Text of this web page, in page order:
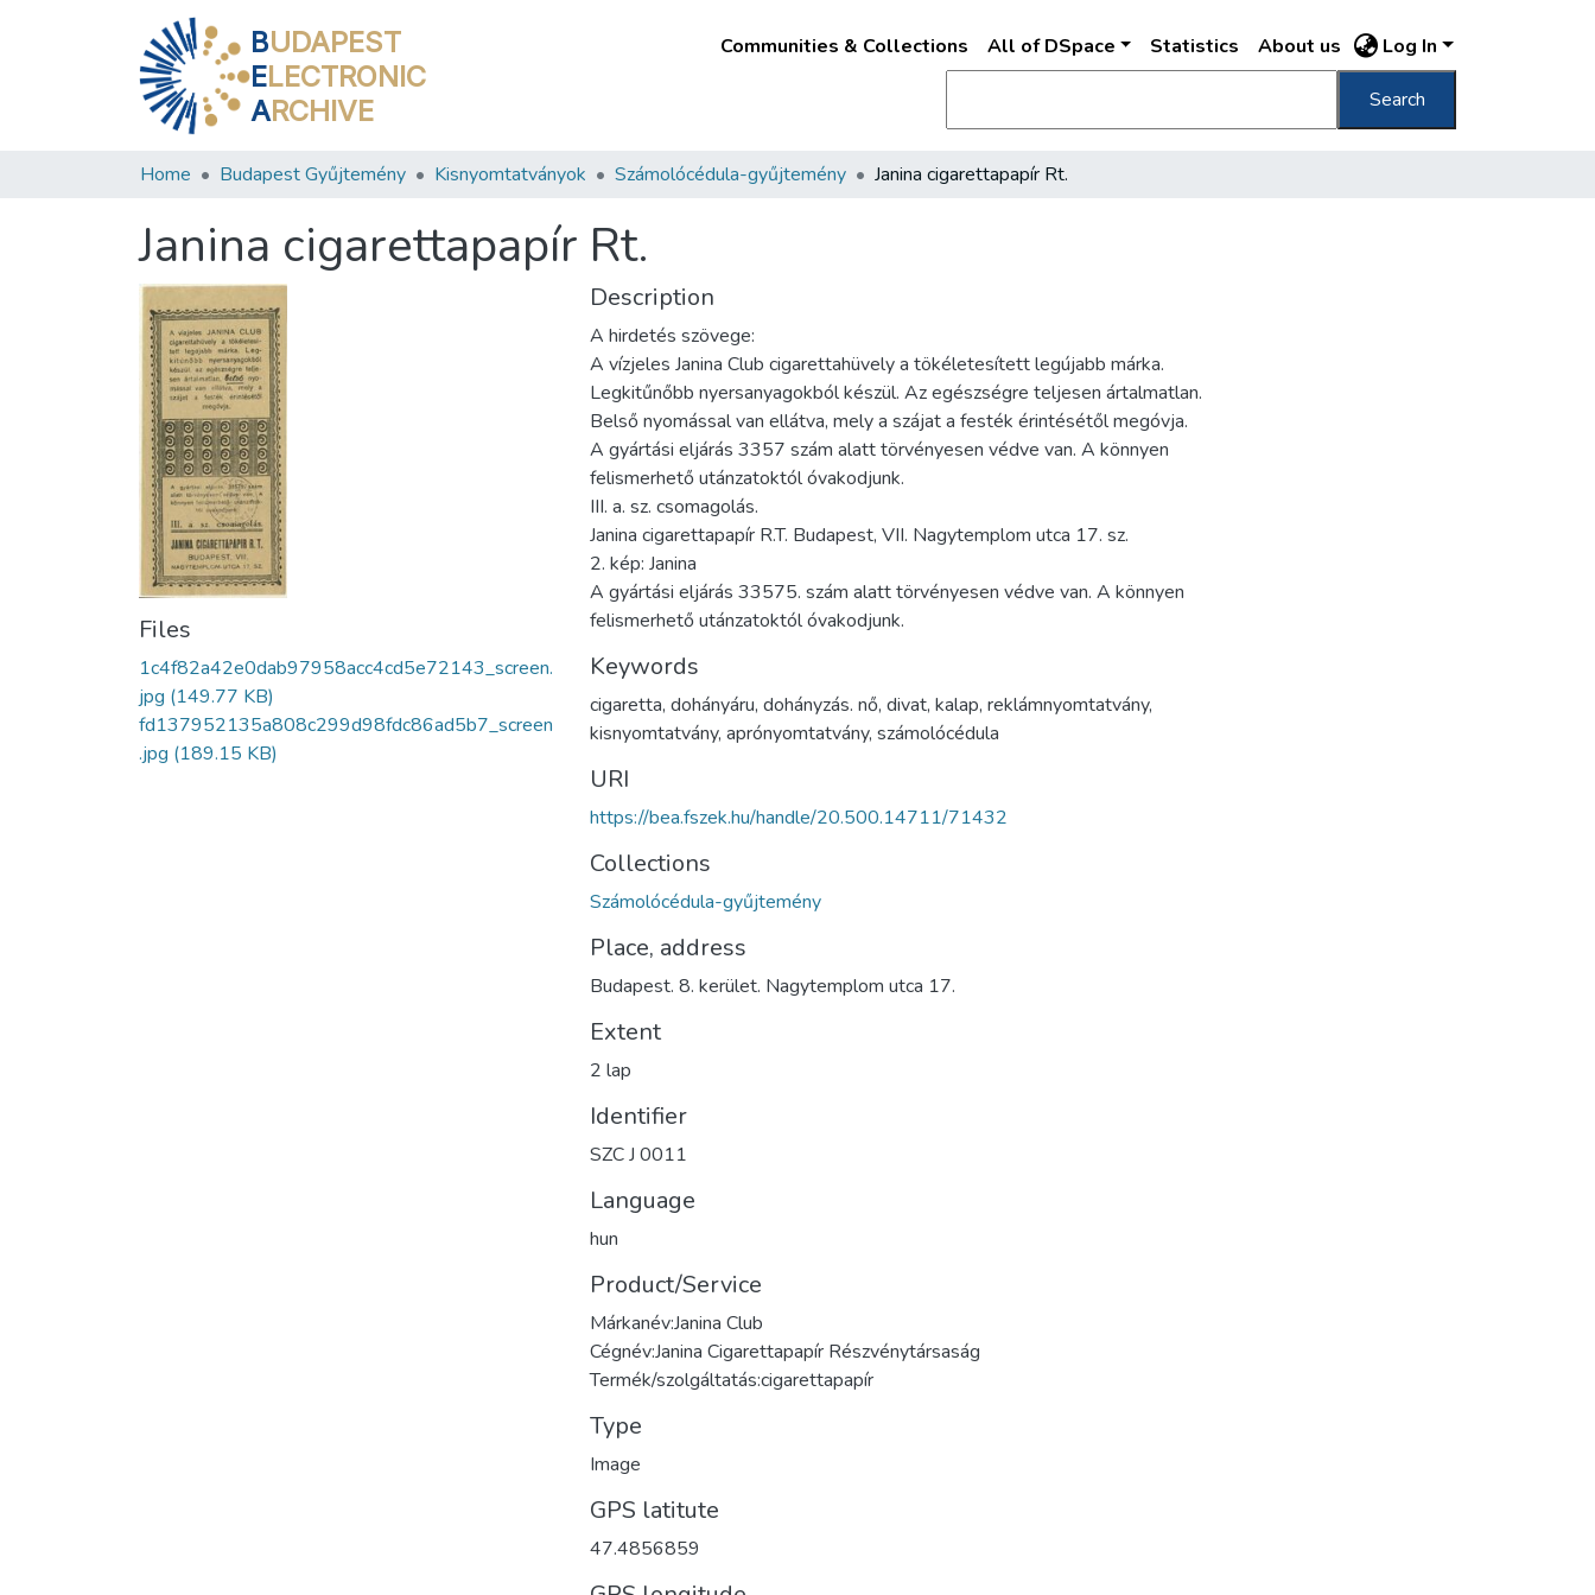
BUDAPEST
ELECTRONIC
ARCHIVE
Communities & Collections All of DSpace Statistics About us Log In
Search
Home Budapest Gyűjtemény Kisnyomtatványok Számolócédula-gyűjtemény Janina cigarettapapír Rt.
Janina cigarettapapír Rt.
Files
1c4f82a42e0dab97958acc4cd5e72143_screen.
jpg (149.77 KB)
fd137952135a808c299d98fdc86ad5b7_screen
.jpg (189.15 KB)
Description
A hirdetés szövege:
A vízjeles Janina Club cigarettahüvely a tökéletesített legújabb márka.
Legkitűnőbb nyersanyagokból készül. Az egészségre teljesen ártalmatlan.
Belső nyomással van ellátva, mely a szájat a festék érintésétől megóvja.
A gyártási eljárás 3357 szám alatt törvényesen védve van. A könnyen
felismerhető utánzatoktól óvakodjunk.
III. a. sz. csomagolás.
Janina cigarettapapír R.T. Budapest, VII. Nagytemplom utca 17. sz.
2. kép: Janina
A gyártási eljárás 33575. szám alatt törvényesen védve van. A könnyen
felismerhető utánzatoktól óvakodjunk.
Keywords
cigaretta, dohányáru, dohányzás. nő, divat, kalap, reklámnyomtatvány,
kisnyomtatvány, aprónyomtatvány, számolócédula
URI
https://bea.fszek.hu/handle/20.500.14711/71432
Collections
Számolócédula-gyűjtemény
Place, address
Budapest. 8. kerület. Nagytemplom utca 17.
Extent
2 lap
Identifier
SZC J 0011
Language
hun
Product/Service
Márkanév:Janina Club
Cégnév:Janina Cigarettapapír Részvénytársaság
Termék/szolgáltatás:cigarettapapír
Type
Image
GPS latitute
47.4856859